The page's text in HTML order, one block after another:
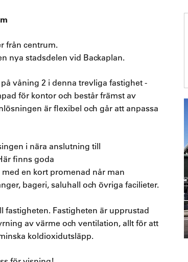
från centrum.
nya stadsdelen vid Backaplan.
våning 2 i denna trevliga fastighet -
för kontor och består främst av
är flexibel och går att anpassa
i nära anslutning till
finns goda
en kort promenad når man
bageri, saluhall och övriga facilieter.
fastigheten. Fastigheten är upprustad
av värme och ventilation, allt för att
koldioxidutsläpp.